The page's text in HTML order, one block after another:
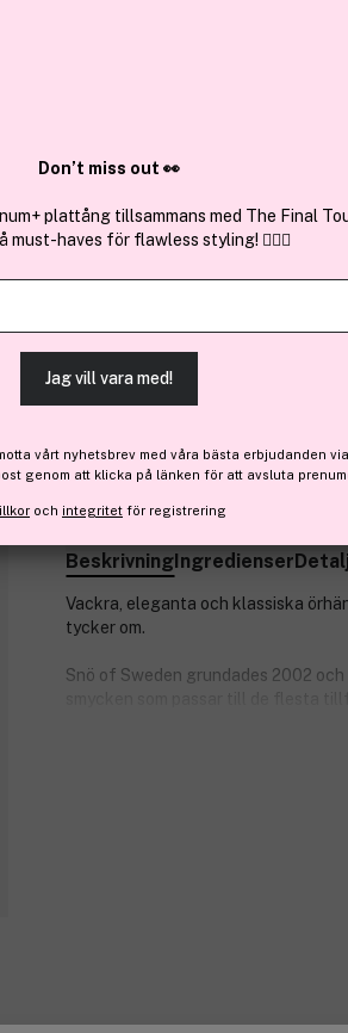
✓ Över
Snö Of
Story Ring Earring
-20% Bara 5 på lager
236 kr
Finns online
BeskrivningIngredienser
Vackra, eleganta och klassiska
tycker om.
Snö of Sweden grundades 2002
Don’t miss out 👀
plattång tillsammans med The Final
must-haves för flawless styling! 💇‍♀️✨
Jag vill vara med!
vårt nyhetsbrev med våra bästa erbjudanden
genom att klicka på länken för att avsluta
och integritet för registrering